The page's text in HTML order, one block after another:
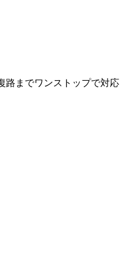
路までワンストップで対応